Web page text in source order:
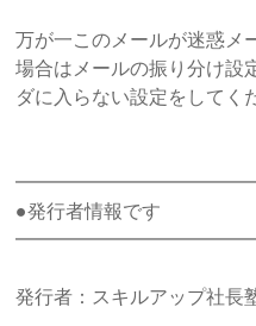
万が一このメールが迷惑メ
場合はメールの振り分け設
ダに入らない設定をしてく
●発行者情報です
発行者：スキルアップ社長